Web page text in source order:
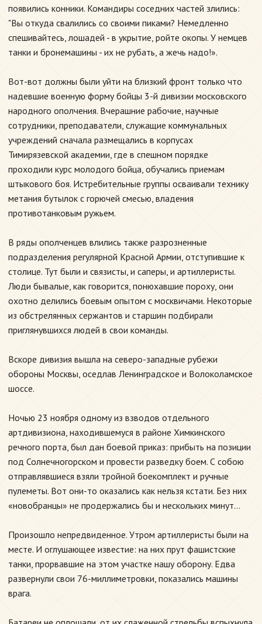
появились конники. Командиры соседних частей злились:
"Вы откуда свалились со своими пиками? Немедленно
спешивайтесь, лошадей - в укрытие, ройте окопы. У немцев
танки и бронемашины - их не рубать, а жечь надо!».
Вот-вот должны были уйти на близкий фронт только что
надевшие военную форму бойцы 3-й дивизии московского
народного ополчения. Вчерашние рабочие, научные
сотрудники, преподаватели, служащие коммунальных
учреждений сначала размещались в корпусах
Тимирязевской академии, где в спешном порядке
проходили курс молодого бойца, обучались приемам
штыкового боя. Истребительные группы осваивали технику
метания бутылок с горючей смесью, владения
противотанковым ружьем.
В ряды ополченцев влились также разрозненные
подразделения регулярной Красной Армии, отступившие к
столице. Тут были и связисты, и саперы, и артиллеристы.
Люди бывалые, как говорится, понюхавшие пороху, они
охотно делились боевым опытом с москвичами. Некоторые
из обстрелянных сержантов и старшин подбирали
приглянувшихся людей в свои команды.
Вскоре дивизия вышла на северо-западные рубежи
обороны Москвы, оседлав Ленинградское и Волоколамское
шоссе.
Ночью 23 ноября одному из взводов отдельного
артдивизиона, находившемуся в районе Химкинского
речного порта, был дан боевой приказ: прибыть на позиции
под Солнечногорском и провести разведку боем. С собою
отправлявшиеся взяли тройной боекомплект и ручные
пулеметы. Вот они-то оказались как нельзя кстати. Без них
«новобранцы» не продержались бы и нескольких минут...
Произошло непредвиденное. Утром артиллеристы были на
месте. И оглушающее известие: на них прут фашистские
танки, прорвавшие на этом участке нашу оборону. Едва
развернули свои 76-миллиметровки, показались машины
врага.